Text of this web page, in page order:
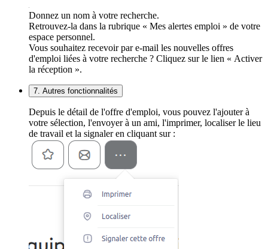
Donnez un nom à votre recherche.
Retrouvez-la dans la rubrique « Mes alertes emploi » de votre
espace personnel.
Vous souhaitez recevoir par e-mail les nouvelles offres
d'emploi liées à votre recherche ? Cliquez sur le lien « Activer
la réception ».
7. Autres fonctionnalités
Depuis le détail de l'offre d'emploi, vous pouvez l'ajouter à
votre sélection, l'envoyer à un ami, l'imprimer, localiser le lieu
de travail et la signaler en cliquant sur :